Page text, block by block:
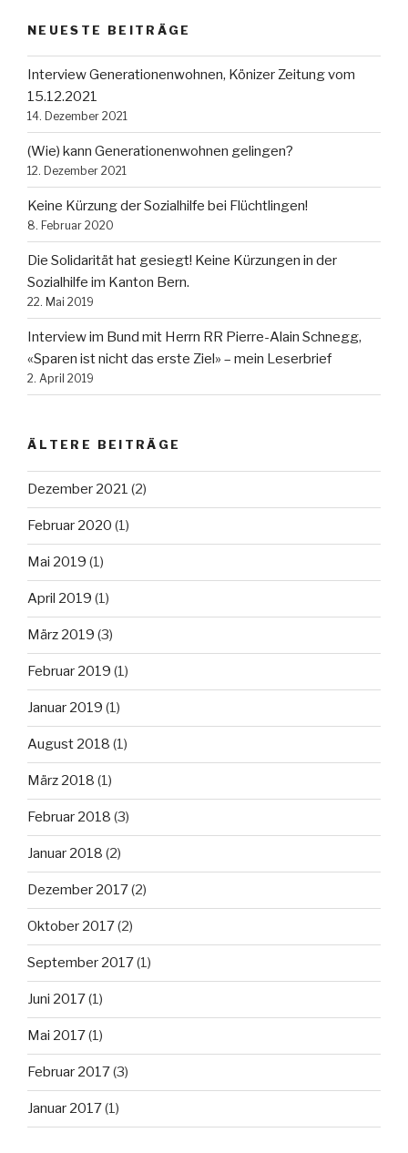
NEUESTE BEITRÄGE
Interview Generationenwohnen, Könizer Zeitung vom
15.12.2021
14. Dezember 2021
(Wie) kann Generationenwohnen gelingen?
12. Dezember 2021
Keine Kürzung der Sozialhilfe bei Flüchtlingen!
8. Februar 2020
Die Solidarität hat gesiegt! Keine Kürzungen in der
Sozialhilfe im Kanton Bern.
22. Mai 2019
Interview im Bund mit Herrn RR Pierre-Alain Schnegg,
«Sparen ist nicht das erste Ziel» – mein Leserbrief
2. April 2019
ÄLTERE BEITRÄGE
Dezember 2021 (2)
Februar 2020 (1)
Mai 2019 (1)
April 2019 (1)
März 2019 (3)
Februar 2019 (1)
Januar 2019 (1)
August 2018 (1)
März 2018 (1)
Februar 2018 (3)
Januar 2018 (2)
Dezember 2017(2)
Oktober 2017(2)
September 2017(1)
Juni 2017(1)
Mai 2017(1)
Februar 2017(3)
Januar 2017(1)